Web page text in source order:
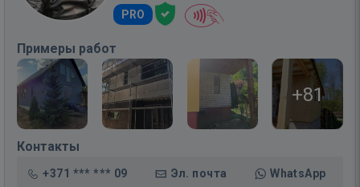
PRO
Примеры работ
+81
Контакты
+371 *** *** 09 Эл. почта WhatsApp